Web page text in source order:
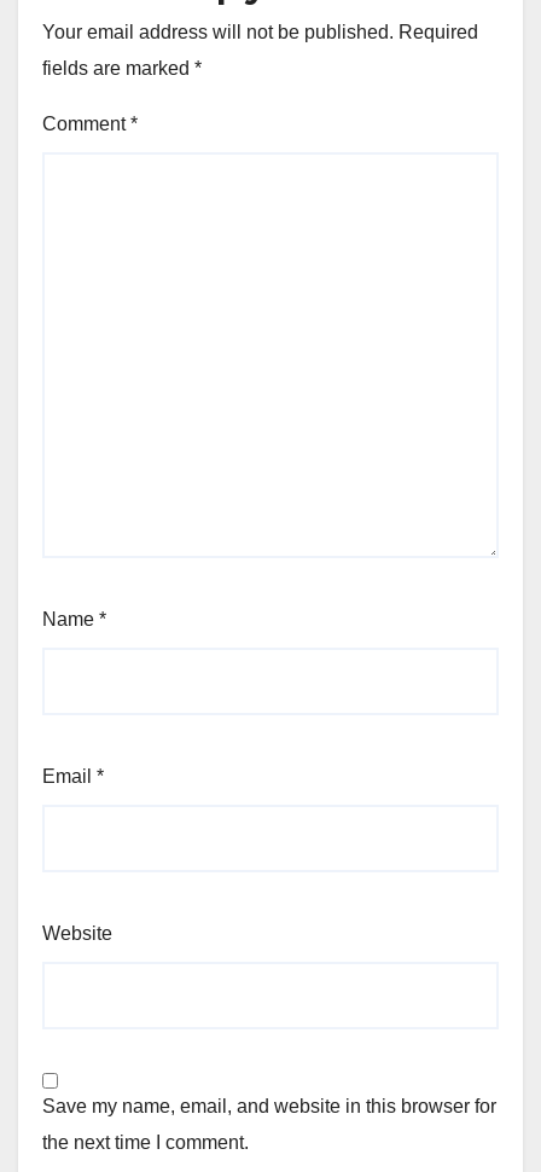
Your email address will not be published. Required
fields are marked *
Comment*
Name *
Email *
Website
Save my name, email, and website in this browser for
the next time I comment.